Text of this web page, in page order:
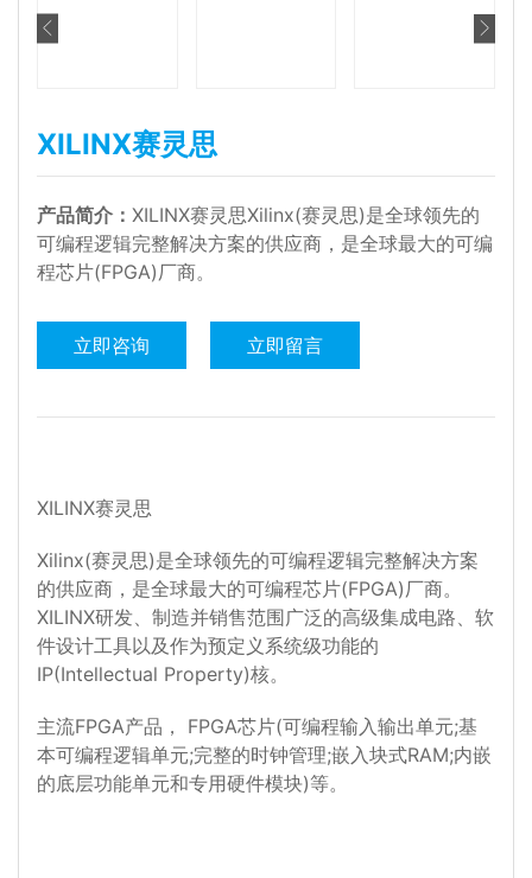
XILINX赛灵思
产品简介： XILINX赛灵思Xilinx(赛灵思)是全球领先的
可编程逻辑完整解决方案的供应商，是全球最大的可编
程芯片(FPGA)厂商。
立即咨询 立即留言
XILINX赛灵思
Xilinx(赛灵思)是全球领先的可编程逻辑完整解决方案
的供应商，是全球最大的可编程芯片(FPGA)厂商。
XILINX研发、制造并销售范围广泛的高级集成电路、软
件设计工具以及作为预定义系统级功能的
IP(Intellectual Property)核。
主流FPGA产品， FPGA芯片(可编程输入输出单元;基
本可编程逻辑单元;完整的时钟管理;嵌入块式RAM;内嵌
的底层功能单元和专用硬件模块)等。